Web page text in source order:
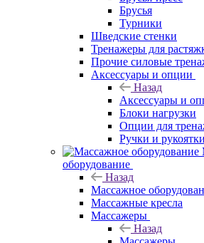
Брусья
Турники
Шведские стенки
Тренажеры для
Прочие силовые
Аксессуары и опции
Назад
Аксессуары и
Блоки нагрузки
Опции для
Ручки и
оборудование
Назад
Массажное
Массажные кресла
Массажеры
Назад